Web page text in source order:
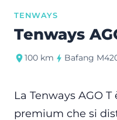
TENWAYS
Tenways
100 km Bafang
La Tenways AGO
premium che si